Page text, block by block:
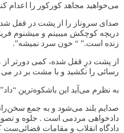
می‌خواهید مجاهد کورکور را اعدام
صدای سروناز را از پشت در قفل
دریچه کوچکش میبینم و میشنوم
زنده است.” “ خون سرد نمیشه.”
از پشت درِ قفل شده، کمی دورتر از
رسائی را نکشید و با مشت بر در می
به نظرم می‌آید این باشکوه‌ترین
صدایم بلند می‌شود و به جمع
دادخواهی مردمی است . جلوه و
دادگاه انقلاب و مقامات